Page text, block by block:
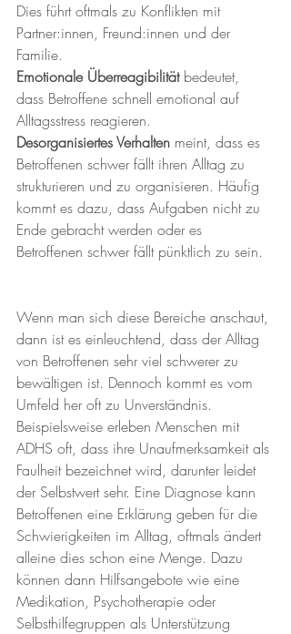
Dies führt oftmals zu Konflikten mit
Partner:innen, Freund:innen und der
Familie.
Emotionale Überreagibilität bedeutet,
dass Betroffene schnell emotional auf
Alltagsstress reagieren.
Desorganisiertes Verhalten meint, dass es
Betroffenen schwer fällt ihren Alltag zu
strukturieren und zu organisieren. Häufig
kommt es dazu, dass Aufgaben nicht zu
Ende gebracht werden oder es
Betroffenen schwer fällt pünktlich zu sein.
Wenn man sich diese Bereiche anschaut,
dann ist es einleuchtend, dass der Alltag
von Betroffenen sehr viel schwerer zu
bewältigen ist. Dennoch kommt es vom
Umfeld her oft zu Unverständnis.
Beispielsweise erleben Menschen mit
ADHS oft, dass ihre Unaufmerksamkeit als
Faulheit bezeichnet wird, darunter leidet
der Selbstwert sehr. Eine Diagnose kann
Betroffenen eine Erklärung geben für die
Schwierigkeiten im Alltag, oftmals ändert
alleine dies schon eine Menge. Dazu
können dann Hilfsangebote wie eine
Medikation, Psychotherapie oder
Selbsthilfegruppen als Unterstützung